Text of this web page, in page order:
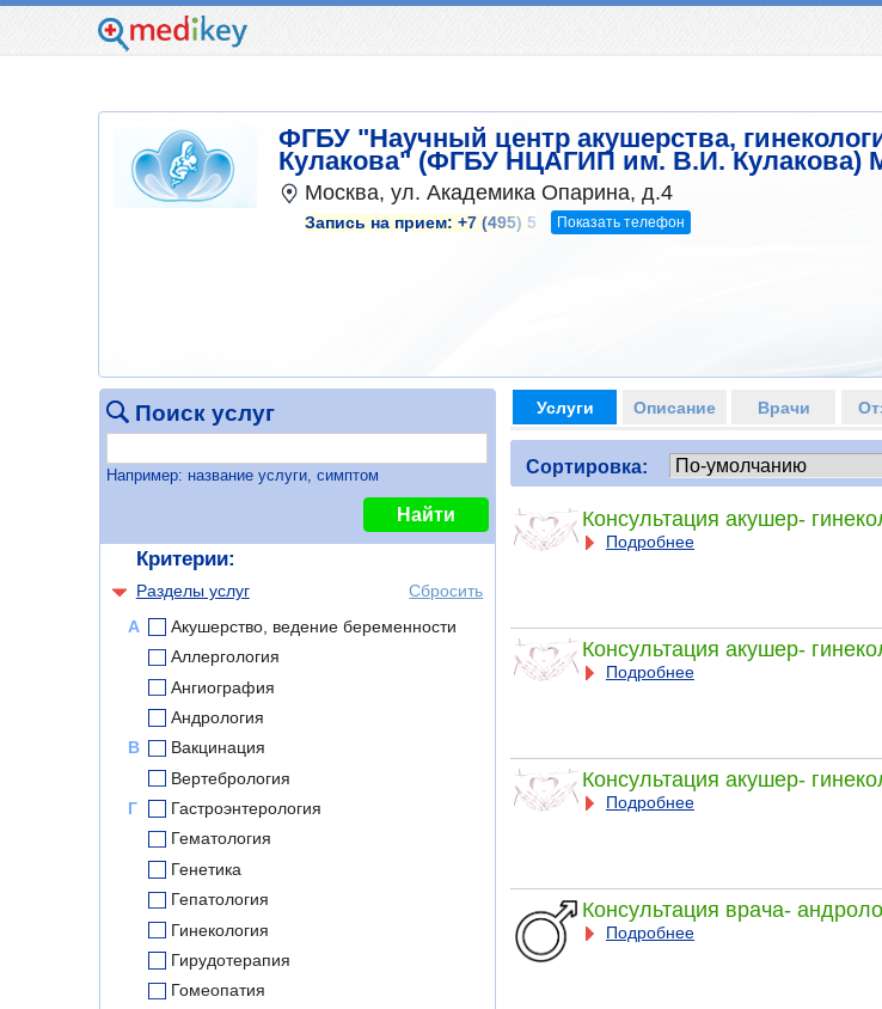
ФГБУ "Научный центр акушерства,
Кулакова" (ФГБУ НЦАГИП им. В.И. Кулакова)
Москва, ул. Академика Опарина, д.4
Запись на прием: +7 (495) 5 Показать телефон
Поиск услуг
Например: название услуги, симптом
Найти
Критерии:
Разделы услуг
Сбросить
А
Акушерство, ведение беременности
Аллергология
Ангиография
Андрология
В
Вакцинация
Вертебрология
Г
Гастроэнтерология
Гематология
Генетика
Гепатология
Гинекология
Гирудотерапия
Гомеопатия
Услуги Описание Врачи
Сортировка:
Консультация акушер-
Подробнее
Консультация акушер-
Подробнее
Консультация акушер-
Подробнее
Консультация врача-
Подробнее